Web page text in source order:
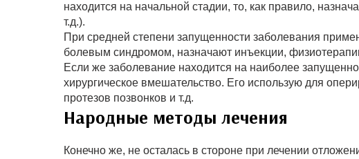
находится на начальной стадии, то, как правило,
т.д.).
При средней степени запущенности заболевания
болевым синдромом, назначают инъекции,
Если же заболевание находится на наиболее
хирургическое вмешательство. Его использую для
протезов позвонков и т.д.
Народные методы лечения
Конечно же, не осталась в стороне при лечении